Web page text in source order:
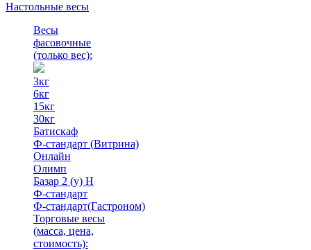
Настольные весы
Весы
фасовочные
(только вес):
3кг
6кг
15кг
30кг
Батискаф
Ф-стандарт (Витрина)
Онлайн
Олимп
Базар 2 (у) Н
Ф-стандарт
Ф-стандарт(Гастроном)
Торговые весы
(масса, цена,
стоимость):